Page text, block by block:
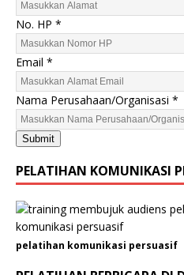
a
m
a
N
a
m
a
N
o
No. HP *
Email *
Nama Perusahaan/Organisasi *
Submit
PELATIHAN KOMUNIKASI
pelatihan komunikasi persuasif